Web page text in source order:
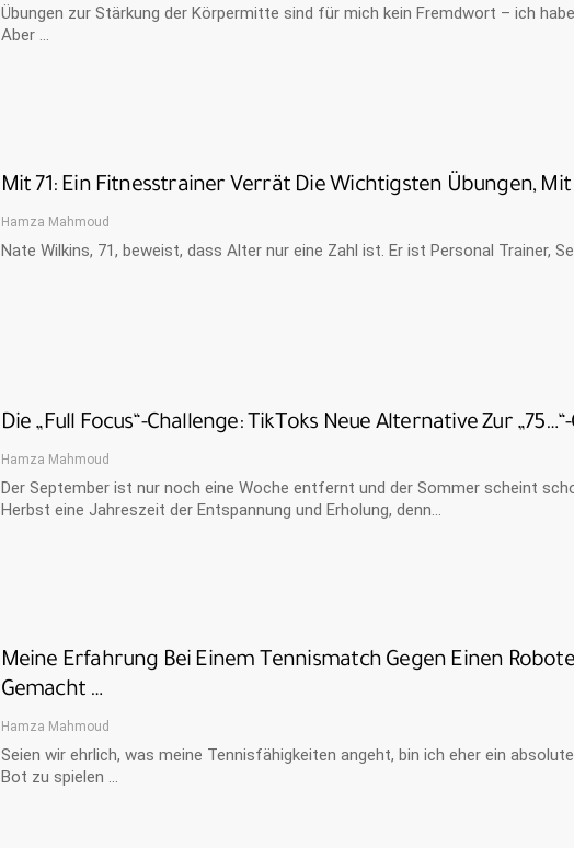
Übungen zur Stärkung der Körpermitte sind für mich kein Fremdwort – ich
Aber …
Mit 71: Ein Fitnesstrainer Verrät Die Wichtigsten Übungen,
Hamza Mahmoud
Nate Wilkins, 71, beweist, dass Alter nur eine Zahl ist. Er ist Personal Trainer,
Die „Full Focus“-Challenge: TikToks Neue Alternative Zur
Hamza Mahmoud
Der September ist nur noch eine Woche entfernt und der Sommer scheint
Herbst eine Jahreszeit der Entspannung und Erholung, denn…
Meine Erfahrung Bei Einem Tennismatch Gegen Einen
Gemacht …
Hamza Mahmoud
Seien wir ehrlich, was meine Tennisfähigkeiten angeht, bin ich eher ein
Bot zu spielen …